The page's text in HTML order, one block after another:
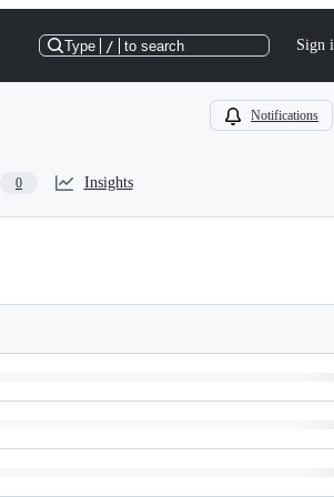
Type / to search Sign
Notifications
0 Insights